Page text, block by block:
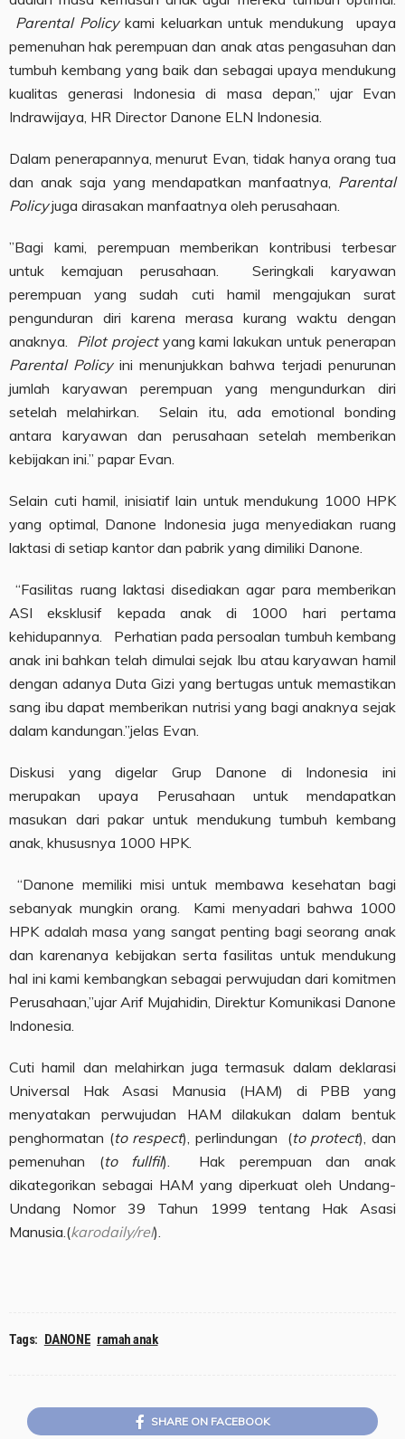
Parental Policykami keluarkan untuk mendukung upaya
pemenuhan hak perempuan dan anak atas pengasuhan dan
tumbuh kembang yang baik dan sebagai upaya mendukung
kualitas generasi Indonesia di masa depan,” ujar Evan
Indrawijaya, HR Director Danone ELN Indonesia.
Dalam penerapannya, menurut Evan, tidak hanya orang tua
dan anak saja yang mendapatkan manfaatnya, Parental
Policyjuga dirasakan manfaatnya oleh perusahaan.
”Bagi kami, perempuan memberikan kontribusi terbesar
untuk kemajuan perusahaan. Seringkali karyawan
perempuan yang sudah cuti hamil mengajukan surat
pengunduran diri karena merasa kurang waktu dengan
anaknya. Pilot projectyang kami lakukan untuk penerapan
Parental Policyini menunjukkan bahwa terjadi penurunan
jumlah karyawan perempuan yang mengundurkan diri
setelah melahirkan. Selain itu, ada emotional bonding
antara karyawan dan perusahaan setelah memberikan
kebijakan ini.” papar Evan.
Selain cuti hamil, inisiatif lain untuk mendukung 1000 HPK
yang optimal, Danone Indonesia juga menyediakan ruang
laktasi di setiap kantor dan pabrik yang dimiliki Danone.
“Fasilitas ruang laktasi disediakan agar para memberikan
ASI eksklusif kepada anak di 1000 hari pertama
kehidupannya. Perhatian pada persoalan tumbuh kembang
anak ini bahkan telah dimulai sejak Ibu atau karyawan hamil
dengan adanya Duta Gizi yang bertugas untuk memastikan
sang ibu dapat memberikan nutrisi yang bagi anaknya sejak
dalam kandungan.”jelas Evan.
Diskusi yang digelar Grup Danone di Indonesia ini
merupakan upaya Perusahaan untuk mendapatkan
masukan dari pakar untuk mendukung tumbuh kembang
anak, khususnya 1000 HPK.
“Danone memiliki misi untuk membawa kesehatan bagi
sebanyak mungkin orang. Kami menyadari bahwa 1000
HPK adalah masa yang sangat penting bagi seorang anak
dan karenanya kebijakan serta fasilitas untuk mendukung
hal ini kami kembangkan sebagai perwujudan dari komitmen
Perusahaan,”ujar Arif Mujahidin, Direktur Komunikasi Danone
Indonesia.
Cuti hamil dan melahirkan juga termasuk dalam deklarasi
Universal Hak Asasi Manusia (HAM) di PBB yang
menyatakan perwujudan HAM dilakukan dalam bentuk
penghormatan (to respect), perlindungan (to protect), dan
pemenuhan (to fullfil). Hak perempuan dan anak
dikategorikan sebagai HAM yang diperkuat oleh Undang-
Undang Nomor 39 Tahun 1999 tentang Hak Asasi
Manusia.(karodaily/rel).
Tags: DANONE ramah anak
SHARE ON FACEBOOK